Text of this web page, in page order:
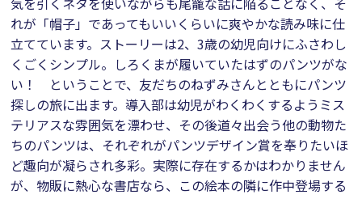
れが「帽子」であってもいいくらいに爽やかな読み味に仕
立てています。ストーリーは2、3歳の幼児向けにふさわし
くごくシンプル。しろくまが履いていたはずのパンツがな
い！ ということで、友だちのねずみさんとともにパンツ
探しの旅に出ます。導入部は幼児がわくわくするようミス
テリアスな雰囲気を漂わせ、その後道々出会う他の動物た
ちのパンツは、それぞれがパンツデザイン賞を奉りたいほ
ど趣向が凝らされ多彩。実際に存在するかはわかりません
が、物販に熱心な書店なら、この絵本の隣に作中登場する